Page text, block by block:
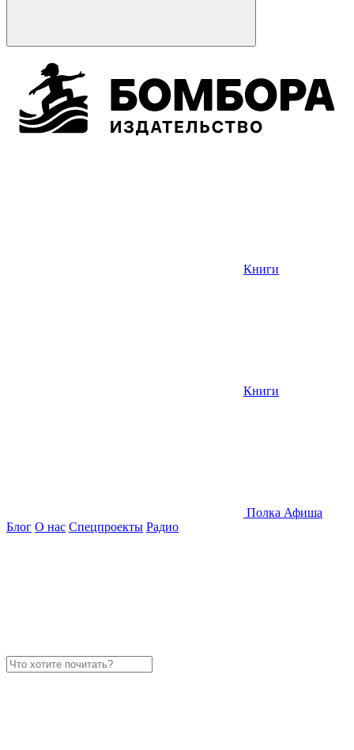
Книги
Книги
Полка Афиша
Блог О нас Спецпроекты Радио